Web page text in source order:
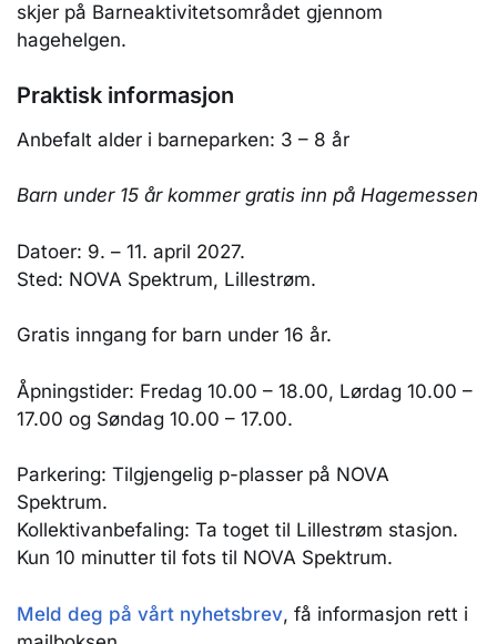
skjer på Barneaktivitetsområdet gjennom
hagehelgen.
Praktisk informasjon
Anbefalt alder i barneparken: 3 – 8 år
Barn under 15 år kommer gratis inn på Hagemessen
Datoer: 9. – 11. april 2027.
Sted: NOVA Spektrum, Lillestrøm.
Gratis inngang for barn under 16 år.
Åpningstider: Fredag 10.00 – 18.00, Lørdag 10.00 –
17.00 og Søndag 10.00 – 17.00.
Parkering: Tilgjengelig p-plasser på NOVA
Spektrum.
Kollektivanbefaling: Ta toget til Lillestrøm stasjon.
Kun 10 minutter til fots til NOVA Spektrum.
Meld deg på vårt nyhetsbrev, få informasjon rett i